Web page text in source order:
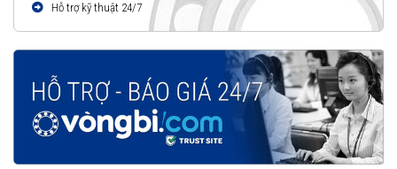
Hỗ trợ kỹ thuật 24/7